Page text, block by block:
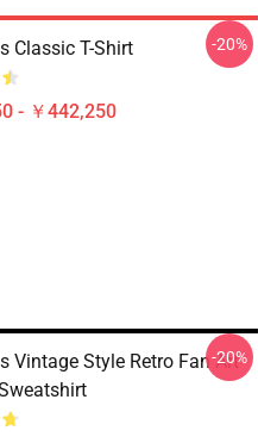
Classic T-Shirt
- ￥442,250
-20%
Vintage Style Retro Fan Art
-20%